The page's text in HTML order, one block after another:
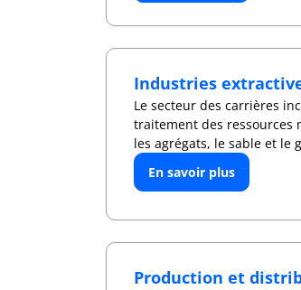
Industries
Le secteur des carrières
traitement des ressources
les agrégats, le sable et le
En savoir plus
Production et